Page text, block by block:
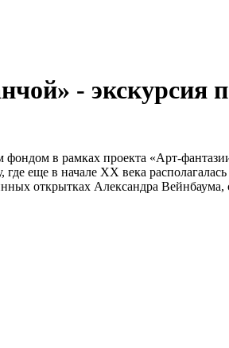
- экскурсия
фондом в рамках проекта «Арт-
еще в начале ХХ века
открытках Александра Вейнбаума,